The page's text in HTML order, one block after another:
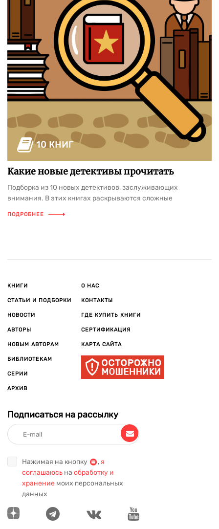
Какие новые детективы прочитать
Подборка из 10 новых детективов, заслуживающих
внимания. В этих книгах раскрываются сложные
продуманные интриги. Ведущие авторы жанра
ПОДРОБНЕЕ
10 КНИГ
КНИГИ
СТАТЬИ И ПОДБОРКИ
НОВОСТИ
АВТОРЫ
НОВЫМ АВТОРАМ
БИБЛИОТЕКАМ
СЕРИИ
АРХИВ
О НАС
КОНТАКТЫ
ГДЕ КУПИТЬ КНИГИ
СЕРТИФИКАЦИЯ
КАРТА САЙТА
Подписаться на рассылку
Нажимая на кнопку , я
соглашаюсь на обработку и
хранение моих персональных
данных